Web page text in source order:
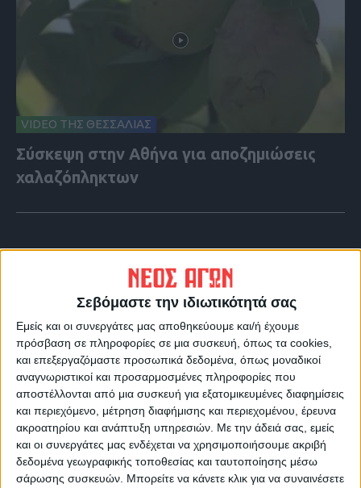
Σεβόμαστε την ιδιωτικότητά σας
Εμείς και οι συνεργάτες μας αποθηκεύουμε και/ή έχουμε
πρόσβαση σε πληροφορίες σε μια συσκευή, όπως τα cookies,
και επεξεργαζόμαστε προσωπικά δεδομένα, όπως μοναδικοί
αναγνωριστικοί και προσαρμοσμένες πληροφορίες που
αποστέλλονται από μια συσκευή για εξατομικευμένες διαφημίσεις
και περιεχόμενο, μέτρηση διαφήμισης και περιεχομένου, έρευνα
ακροατηρίου και ανάπτυξη υπηρεσιών. Με την άδειά σας, εμείς
και οι συνεργάτες μας ενδέχεται να χρησιμοποιήσουμε ακριβή
δεδομένα γεωγραφικής τοποθεσίας και ταυτοποίησης μέσω
σάρωσης συσκευών. Μπορείτε να κάνετε κλικ για να συναινέσετε
VIDEO ΤΗΣ ΘΕΣΣΑΛΙΑΣ
Σύσκεψη στην Αθήνα για αποζημιώσεις
χαλαζόπληκτων
VIDEO ΤΗΣ ΘΕΣΣΑΛΙΑΣ
Περιπέτεια για τον πρόεδρο του Ε.Κ.Λ
Γιάννη Σκόκα